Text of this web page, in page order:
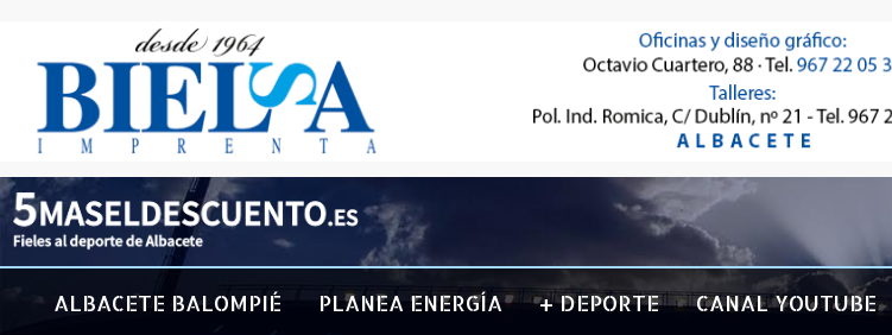
ALBACETE BALOMPIÉ PLANEA ENERGÍA + DEPORTE CANAL YOUTUBE